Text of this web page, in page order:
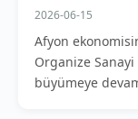
2026-06-15
Afyon
Organize Sanayi
büyümeye